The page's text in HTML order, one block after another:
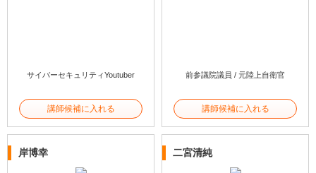
サイバーセキュリティYoutuber
講師候補に入れる
前参議院議員 / 元陸上自衛官
講師候補に入れる
岸博幸 二宮清純